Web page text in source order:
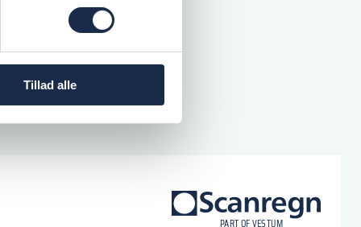
Tillad alle
PARTOF VESTUM
logo